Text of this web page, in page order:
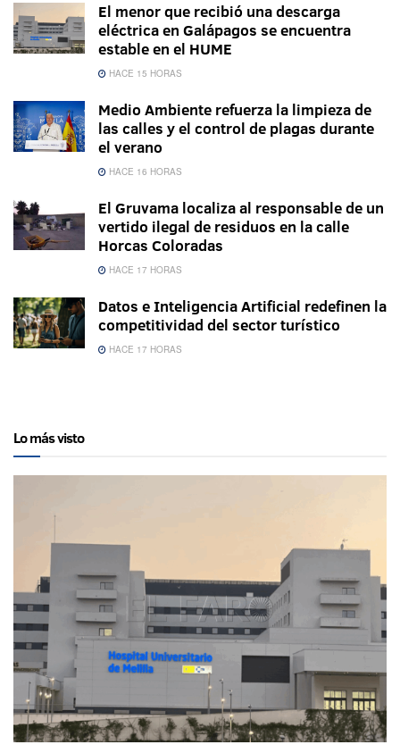
El menor que recibió una descarga
eléctrica en Galápagos se encuentra
estable en el HUME
HACE 15 HORAS
Medio Ambiente refuerza la limpieza de
las calles y el control de plagas durante
el verano
HACE 16 HORAS
El Gruvama localiza al responsable de un
vertido ilegal de residuos en la calle
Horcas Coloradas
HACE 17 HORAS
Datos e Inteligencia Artificial redefinen la
competitividad del sector turístico
HACE 17 HORAS
Lo más visto